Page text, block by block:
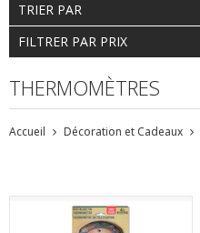
TRIER PAR
FILTRER PAR PRIX
THERMOMÈTRES
Accueil Décoration et Cadeaux